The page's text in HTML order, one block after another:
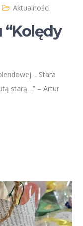
Aktualności
Stara
starą…” – Artur